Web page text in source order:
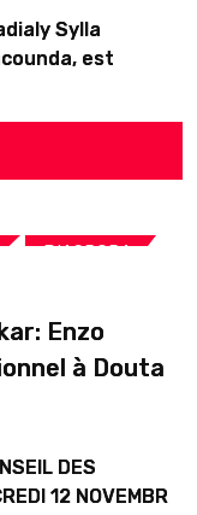
Sylla
est
DIASPORA
Enzo
à Douta
DES
12 NOVEMBRE